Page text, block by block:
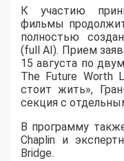
К участию
фильмы
полностью
(full AI). Прием
15 августа по
The Future Worth
стоит жить»,
секция с
В программу
Chaplin и
Bridge.